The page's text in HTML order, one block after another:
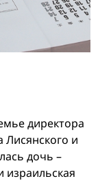
директора
Лисянского и
дочь –
израильская